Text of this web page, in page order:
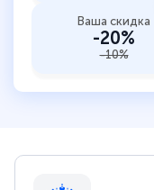
Ваша скидка
-20%
-10%